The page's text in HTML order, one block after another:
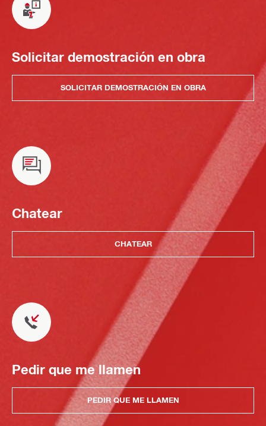
Solicitar demostración en obra
SOLICITAR DEMOSTRACIÓN EN OBRA
Chatear
CHATEAR
Pedir que me llamen
PEDIR QUE ME LLAMEN